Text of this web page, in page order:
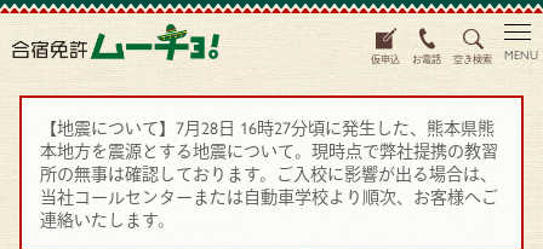
仮申込 お電話 空き検索
【地震について】7月28日 16時27分頃に発生した、熊本県熊
本地方を震源とする地震について。現時点で弊社提携の教習
所の無事は確認しております。ご入校に影響が出る場合は、
当社コールセンターまたは自動車学校より順次、お客様へご
連絡いたします。
MENU